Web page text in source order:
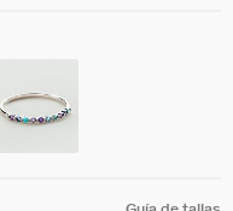
Guía de tallas